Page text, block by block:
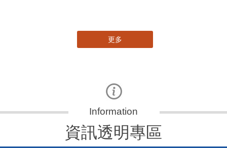
更多
資訊透明專區